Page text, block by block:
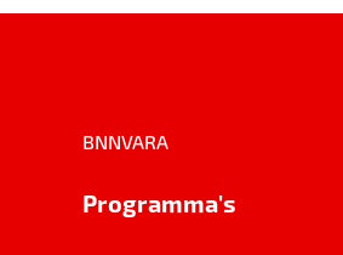
BNNVARA
Programma's